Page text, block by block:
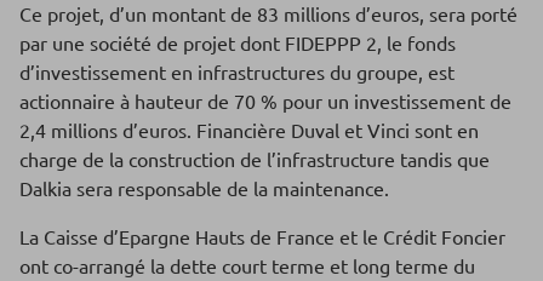
Ce projet, d’un montant de 83 millions d’euros, sera porté
par une société de projet dont FIDEPPP 2, le fonds
d’investissement en infrastructures du groupe, est
actionnaire à hauteur de 70 % pour un investissement de
2,4 millions d’euros. Financière Duval et Vinci sont en
charge de la construction de l’infrastructure tandis que
Dalkia sera responsable de la maintenance.
La Caisse d’Epargne Hauts de France et le Crédit Foncier
ont co-arrangé la dette court terme et long terme du